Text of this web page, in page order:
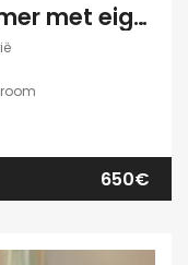
Prachtige studentenkamer met eigen sanitair.
650€